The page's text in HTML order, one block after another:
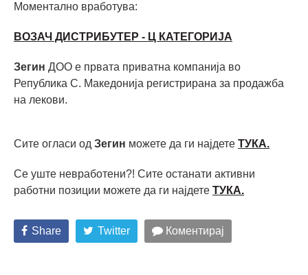
Моментално вработува:
ВОЗАЧ ДИСТРИБУТЕР - Ц КАТЕГОРИЈА
Зегин ДОО е првата приватна компанија во
Република С. Македонија регистрирана за продажба
на лекови.
Сите огласи од Зегин можете да ги најдете ТУКА.
Се уште невработени?! Сите останати активни
работни позиции можете да ги најдете ТУКА.
Share Twitter Коментирај